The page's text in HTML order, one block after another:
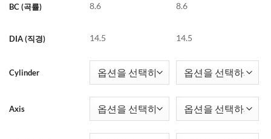
BC (곡률) 8.6
DIA (직경) 14.5
Cylinder
Axis
8.6
14.5